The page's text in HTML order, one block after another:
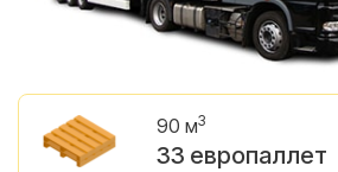
90 м3
33 европаллет